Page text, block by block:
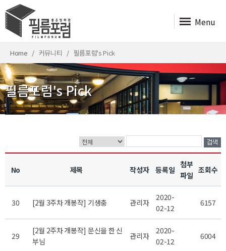
Menu
Home 커뮤니티 필름포럼's Pick
필름포럼's Pick
No 제목 작성자 등록일
첨부
파일
조회수
30 [2월 3주차 개봉작] 기생충 관리자
2020-
02-12
6157
29
[2월 2주차 개봉작] 문신을 한 신
부님
관리자
2020-
02-12
6004